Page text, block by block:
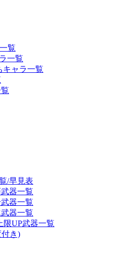
覧
一覧
キャラ一覧
/早見表
器一覧
器一覧
器一覧
限UP武器一覧
き)